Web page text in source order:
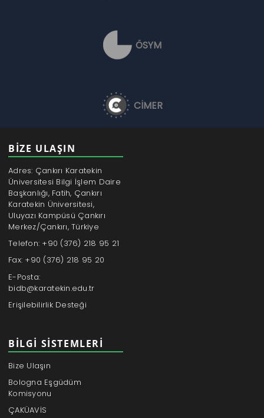
ÖSYM
CİMER
BİZE ULAŞIN
Adres: Çankırı Karatekin
Üniversitesi Bilgi İşlem Daire
Başkanlığı, Fatih, Çankırı
Karatekin Üniversitesi,
Uluyazı Kampüsü Çankırı
Merkez/Çankırı, Türkiye
Telefon: +90 (376) 218 95 21
Fax: +90 (376) 218 95 20
E-Posta:
bidb@karatekin.edu.tr
Erişilebilirlik Desteği
BILGI SISTEMLERI
Bize Ulaşın
Bologna Eşgüdüm
Komisyonu
ÇAKÜAVİS